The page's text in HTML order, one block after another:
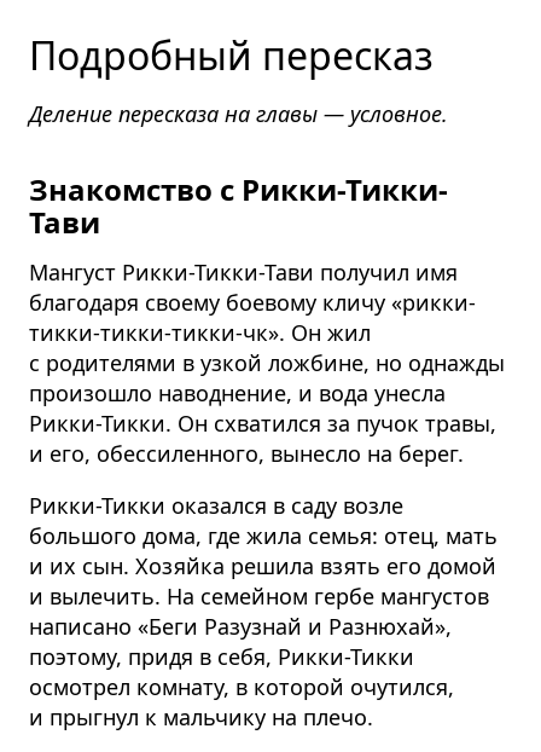
Подробный пересказ
Деление пересказа на главы — условное.
Знакомство с Рикки-Тикки-
Тави
Мангуст Рикки-Тикки-Тави получил имя
благодаря своему боевому кличу «рикки-
тикки-тикки-тикки-чк». Он жил
с родителями в узкой ложбине, но однажды
произошло наводнение, и вода унесла
Рикки-Тикки. Он схватился за пучок травы,
и его, обессиленного, вынесло на берег.
Рикки-Тикки оказался в саду возле
большого дома, где жила семья: отец, мать
и их сын. Хозяйка решила взять его домой
и вылечить. На семейном гербе мангустов
написано «Беги Разузнай и Разнюхай»,
поэтому, придя в себя, Рикки-Тикки
осмотрел комнату, в которой очутился,
и прыгнул к мальчику на плечо.